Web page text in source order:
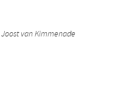
van Kimmenade